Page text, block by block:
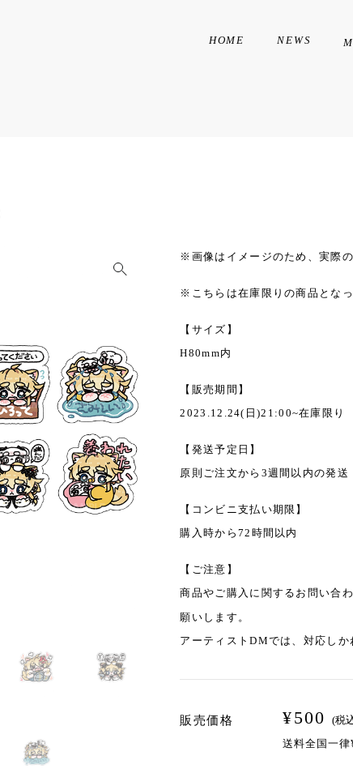
HOME NEWS
※画像はイメージのため、実際
※こちらは在庫限りの商品となっ
【サイズ】
H80mm内
【販売期間】
2023.12.24(日)21:00~在庫限り
【発送予定日】
原則ご注文から3週間以内の発送
【コンビニ支払い期限】
購入時から72時間以内
【ご注意】
商品やご購入に関するお問い合
願いします。
アーティストDMでは、対応しか
販売価格 ¥500 (税
送料全国一律